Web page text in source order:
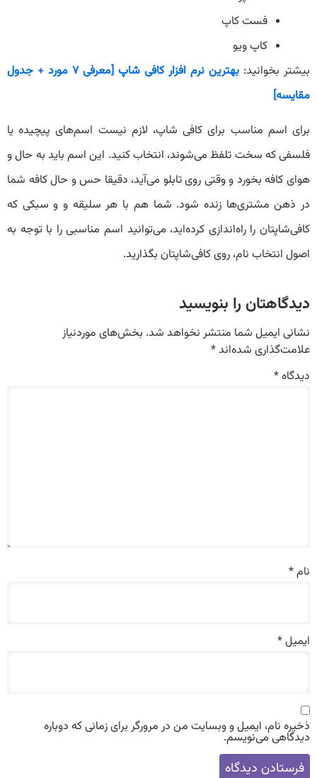
فست کاپ
کاپ ویو
بیشتر بخوانید:
بهترین نرم افزار کافی شاپ [معرفی ۷ مورد + جدول
مقایسه]
برای اسم مناسب برای کافی شاپ، لازم نیست اسم‌های پیچیده یا
فلسفی که سخت تلفظ می‌شوند، انتخاب کنید. این اسم باید به حال و
هوای کافه بخورد و وقتی روی تابلو می‌آيد، دقیقا حس و حال کافه شما
در ذهن مشتری‌ها زنده شود. شما هم با هر سلیقه و و سبکی که
کافی‌شاپتان را راه‌اندازی کرده‌اید، می‌توانید اسم مناسبی را با توجه به
اصول انتخاب نام، روی کافی‌شاپتان بگذارید.
دیدگاهتان را بنویسید
نشانی ایمیل شما منتشر نخواهد شد. بخش‌های موردنیاز
علامت‌گذاری شده‌اند*
دیدگاه*
نام*
ایمیل*
ذخیره نام، ایمیل و وبسایت من در مرورگر برای زمانی که دوباره
دیدگاهی می‌نویسم.